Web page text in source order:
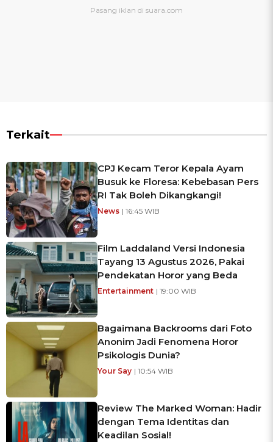
Terkait
CPJ Kecam Teror Kepala Ayam
Busuk ke Floresa: Kebebasan Pers
RI Tak Boleh Dikangkangi!
News | 16:45 WIB
Film Laddaland Versi Indonesia
Tayang 13 Agustus 2026, Pakai
Pendekatan Horor yang Beda
Entertainment | 19:00 WIB
Bagaimana Backrooms dari Foto
Anonim Jadi Fenomena Horor
Psikologis Dunia?
Your Say | 10:54 WIB
Review The Marked Woman: Hadir
dengan Tema Identitas dan
Keadilan Sosial!